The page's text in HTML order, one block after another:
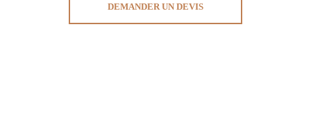
DEMANDER UN DEVIS